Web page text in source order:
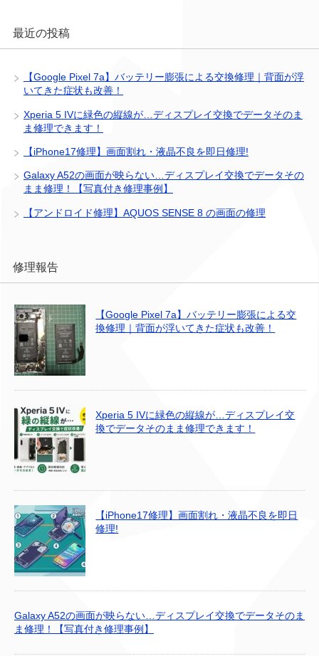
最近の投稿
【Google Pixel 7a】バッテリー膨張による交換修理｜背面が浮
いてきた症状も改善！
Xperia 5 IVに緑色の縦線が…ディスプレイ交換でデータそのま
ま修理できます！
【iPhone17修理】画面割れ・液晶不良を即日修理!
Galaxy A52の画面が映らない…ディスプレイ交換でデータその
まま修理！【写真付き修理事例】
【アンドロイド修理】AQUOS SENSE 8 の画面の修理
修理報告
【Google Pixel 7a】バッテリー膨張による交
換修理｜背面が浮いてきた症状も改善！
Xperia 5 IVに緑色の縦線が…ディスプレイ交
換でデータそのまま修理できます！
【iPhone17修理】画面割れ・液晶不良を即日
修理!
Galaxy A52の画面が映らない…ディスプレイ交換でデータそのま
ま修理！【写真付き修理事例】